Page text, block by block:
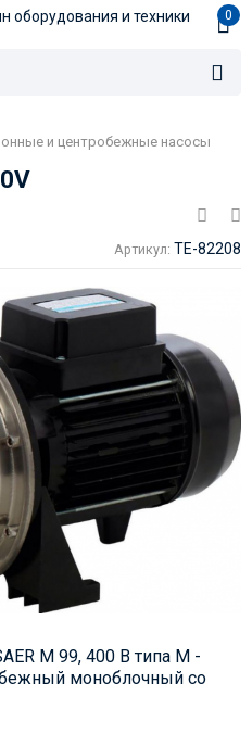
0
и центробежные насосы
Артикул: TE-82208
M 99, 400 В типа М -
моноблочный со